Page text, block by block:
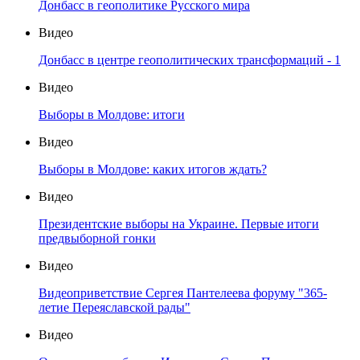
Донбасс в геополитике Русского мира
Видео
Донбасс в центре геополитических трансформаций - 1
Видео
Выборы в Молдове: итоги
Видео
Выборы в Молдове: каких итогов ждать?
Видео
Президентские выборы на Украине. Первые итоги
предвыборной гонки
Видео
Видеоприветствие Сергея Пантелеева форуму "365-
летие Переяславской рады"
Видео